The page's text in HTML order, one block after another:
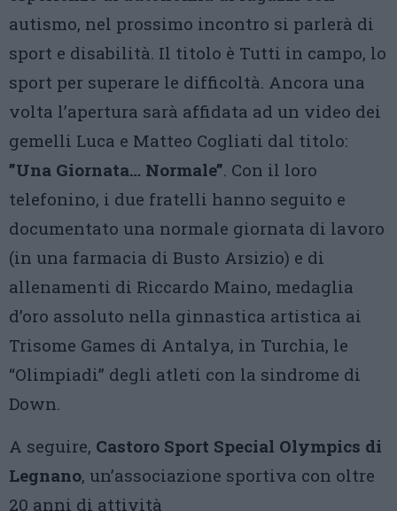
autismo, nel prossimo incontro si parlerà di
sport e disabilità. Il titolo è Tutti in campo, lo
sport per superare le difficoltà. Ancora una
volta l’apertura sarà affidata ad un video dei
gemelli Luca e Matteo Cogliati dal titolo:
”Una Giornata… Normale”. Con il loro
telefonino, i due fratelli hanno seguito e
documentato una normale giornata di lavoro
(in una farmacia di Busto Arsizio) e di
allenamenti di Riccardo Maino, medaglia
d’oro assoluto nella ginnastica artistica ai
Trisome Games di Antalya, in Turchia, le
“Olimpiadi” degli atleti con la sindrome di
Down.
A seguire, Castoro Sport Special Olympics di
Legnano, un’associazione sportiva con oltre
20 anni di attività